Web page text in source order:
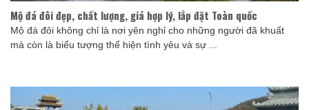
Mộ đá đôi đẹp, chất lượng, giá hợp lý, lắp đặt Toàn quốc
Mộ đá đôi không chỉ là nơi yên nghỉ cho những người đã khuất
mà còn là biểu tượng thể hiện tình yêu và sự ...